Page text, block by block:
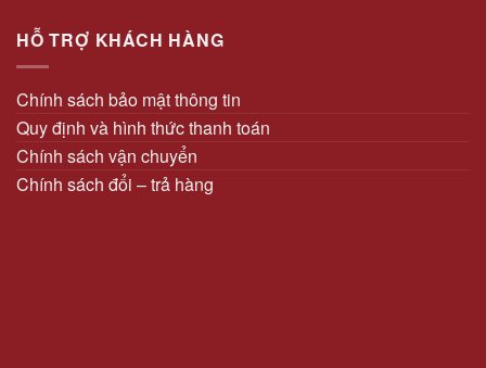
Khỏe
Đẹp
Tiện
Dưỡng
|
Gia
Hải
Phòng
–
Mua
Tín
Tại
HỖ TRỢ KHÁCH HÀNG
Chính sách bảo mật thông tin
Quy định và hình thức thanh toán
Chính sách vận chuyển
Chính sách đổi – trả hàng